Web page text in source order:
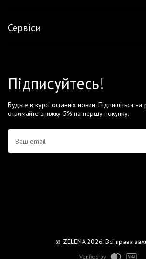
Сервіси
Підписуйтесь!
Будьте в курсі останніх новин. Підпишіться на
отримайте знижку 5% на першу покупку.
© ZELENA 2026. Всі права
Verified by